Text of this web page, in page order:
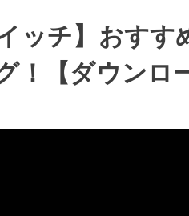
ッチ】おすす
！【ダウンロ